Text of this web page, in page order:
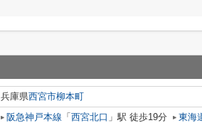
兵庫県西宮市柳本町
阪急神戸本線 「 西宮北口 」駅 徒歩19分 東海